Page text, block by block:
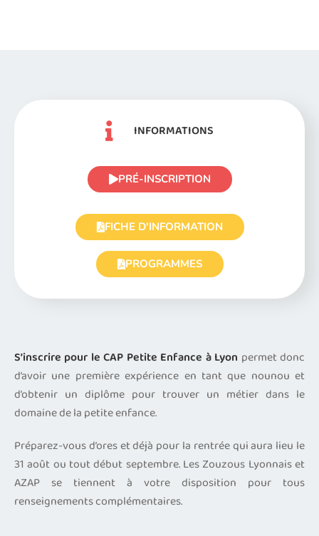
INFORMATIONS
PRÉ-INSCRIPTION
FICHE D'INFORMATION
PROGRAMMES
S’inscrire pour le CAP Petite Enfance à Lyon permet donc
d’avoir une première expérience en tant que nounou et
d’obtenir un diplôme pour trouver un métier dans le
domaine de la petite enfance.
Préparez-vous d’ores et déjà pour la rentrée qui aura lieu le
31 août ou tout début septembre. Les Zouzous Lyonnais et
AZAP se tiennent à votre disposition pour tous
renseignements complémentaires.